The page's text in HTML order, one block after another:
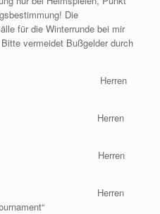
Die
für die Winterrunde bei mir
vermeidet Bußgelder durch
Dosen, Herren
Dosen, Herren
Dosen, Herren
Herren